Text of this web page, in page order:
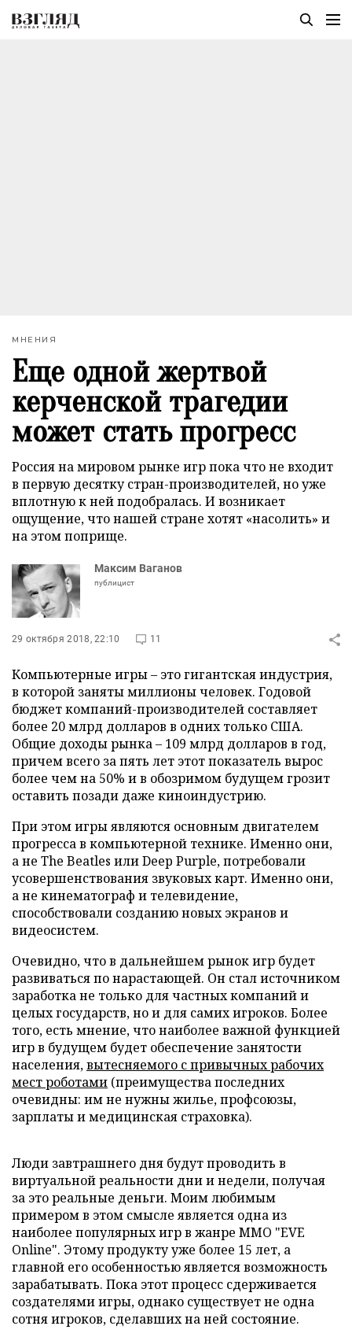
МНЕНИЯ
Еще одной жертвой
керченской трагедии
может стать прогресс
Россия на мировом рынке игр пока что не входит
в первую десятку стран-производителей, но уже
вплотную к ней подобралась. И возникает
ощущение, что нашей стране хотят «насолить» и
на этом поприще.
Максим Ваганов
публицист
29 октября 2018, 22:10 11
Компьютерные игры – это гигантская индустрия,
в которой заняты миллионы человек. Годовой
бюджет компаний-производителей составляет
более 20 млрд долларов в одних только США.
Общие доходы рынка – 109 млрд долларов в год,
причем всего за пять лет этот показатель вырос
более чем на 50% и в обозримом будущем грозит
оставить позади даже киноиндустрию.
При этом игры являются основным двигателем
прогресса в компьютерной технике. Именно они,
а не The Beatles или Deep Purple, потребовали
усовершенствования звуковых карт. Именно они,
а не кинематограф и телевидение,
способствовали созданию новых экранов и
видеосистем.
Очевидно, что в дальнейшем рынок игр будет
развиваться по нарастающей. Он стал источником
заработка не только для частных компаний и
целых государств, но и для самих игроков. Более
того, есть мнение, что наиболее важной функцией
игр в будущем будет обеспечение занятости
населения,вытесняемого с привычных рабочих
мест роботами (преимущества последних
очевидны: им не нужны жилье, профсоюзы,
зарплаты и медицинская страховка).
Люди завтрашнего дня будут проводить в
виртуальной реальности дни и недели, получая
за это реальные деньги. Моим любимым
примером в этом смысле является одна из
наиболее популярных игр в жанре MMO "EVE
Online". Этому продукту уже более 15 лет, а
главной его особенностью является возможность
зарабатывать. Пока этот процесс сдерживается
создателями игры, однако существует не одна
сотня игроков, сделавших на ней состояние.